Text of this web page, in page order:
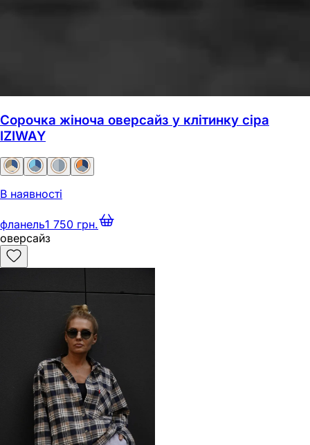
Сорочка жіноча оверсайз у клітинку сіра
IZIWAY
В наявності
фланель1 750 грн.
оверсайз